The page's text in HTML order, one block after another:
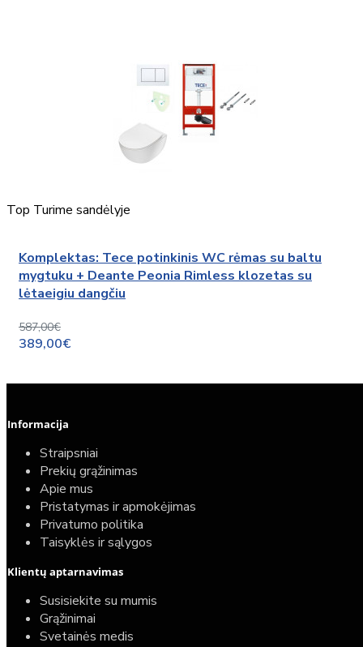
Top Turime sandėlyje
Komplektas: Tece potinkinis WC rėmas su baltu
mygtuku + Deante Peonia Rimless klozetas su
lėtaeigiu dangčiu
587,00€
389,00€
Informacija
Straipsniai
Prekių grąžinimas
Apie mus
Pristatymas ir apmokėjimas
Privatumo politika
Taisyklės ir sąlygos
Klientų aptarnavimas
Susisiekite su mumis
Grąžinimai
Svetainės medis